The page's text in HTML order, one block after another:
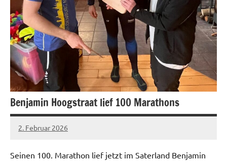
Benjamin Hoogstraat lief 100 Marathons
2. Februar 2026
admin
Keine
Seinen 100. Marathon lief jetzt im Saterland Benjamin